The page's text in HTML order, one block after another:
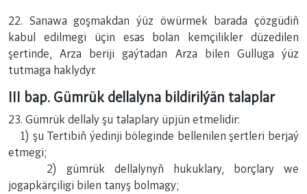
22. Sanawa goşmakdan ýüz öwürmek barada çözgüdiň
kabul edilmegi üçin esas bolan kemçilikler düzedilen
şertinde, Arza beriji gaýtadan Arza bilen Gulluga ýüz
tutmaga haklydyr.
III bap. Gümrük dellalyna bildirilýän talaplar
23. Gümrük dellaly şu talaplary üpjün etmelidir:
1) şu Tertibiň ýedinji böleginde bellenilen şertleri berjaý
etmegi;
2) gümrük dellalynyň hukuklary, borçlary we
jogapkärçiligi bilen tanyş bolmagy;